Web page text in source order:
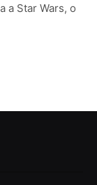
a Star Wars, o